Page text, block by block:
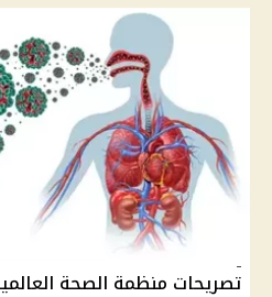
تصريحات منظمة الصحة